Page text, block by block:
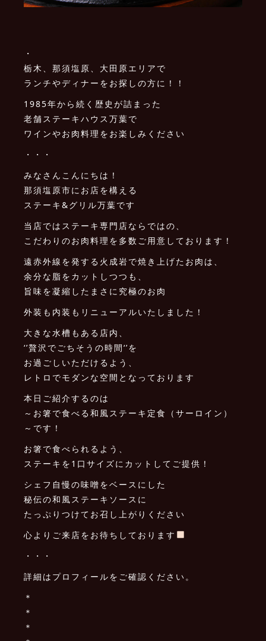
・
栃木、那須塩原、大田原エリアで
ランチやディナーをお探しの方に！！
1985年から続く歴史が詰まった
老舗ステーキハウス万葉で
ワインやお肉料理をお楽しみください
・・・
みなさんこんにちは！
那須塩原市にお店を構える
ステーキ&グリル万葉です
当店ではステーキ専門店ならではの、
こだわりのお肉料理を多数ご用意しております！
遠赤外線を発する火成岩で焼き上げたお肉は、
余分な脂をカットしつつも、
旨味を凝縮したまさに究極のお肉️
外装も内装もリニューアルいたしました！
大きな水槽もある店内、
‘’贅沢でごちそうの時間‘’を
お過ごしいただけるよう、
レトロでモダンな空間となっております ️
本日ご紹介するのは
～お箸で食べる和風ステーキ定食（サーロイン）
～です！
お箸で食べられるよう、
ステーキを1口サイズにカットしてご提供！
シェフ自慢の味噌をベースにした
秘伝の和風ステーキソースに
たっぷりつけてお召し上がりください
心よりご来店をお待ちしております
・・・
詳細はプロフィールをご確認ください。
＊
＊
＊